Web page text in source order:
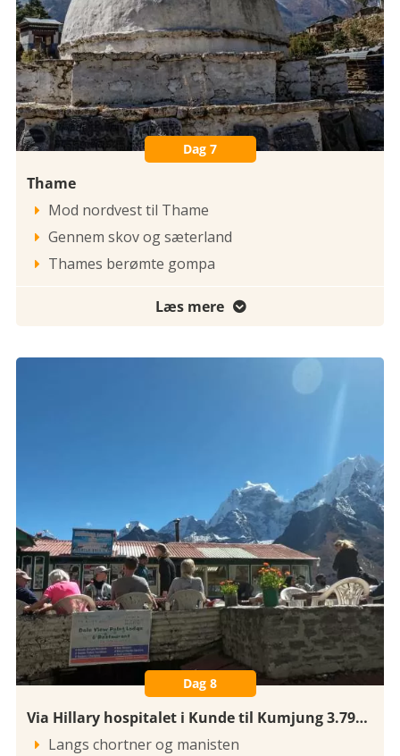
Dag 7
Thame
 Mod nordvest til Thame
 Gennem skov og sæterland
 Thames berømte gompa
Læs mere 
Dag 8
Via Hillary hospitalet i Kunde til Kumjung 3.791 meter
 Langs chortner og manisten